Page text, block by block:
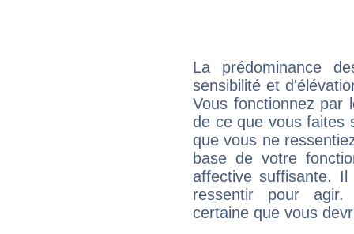
La prédominance
sensibilité et
Vous fonctionnez
de ce que vous faites
que vous ne
base de votre
affective suffisante.
ressentir pour agir.
certaine que vous